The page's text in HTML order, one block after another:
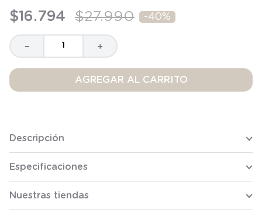
$16.794 $27.990 -40%
＋
－
AGREGAR AL CARRITO
Descripción
Especificaciones
Nuestras tiendas